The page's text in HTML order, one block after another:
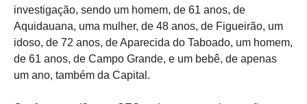
investigação, sendo um homem, de 61 anos, de
Aquidauana, uma mulher, de 48 anos, de Figueirão, um
idoso, de 72 anos, de Aparecida do Taboado, um homem,
de 61 anos, de Campo Grande, e um bebê, de apenas
um ano, também da Capital.